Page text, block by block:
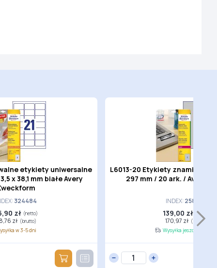
etykiety uniwersalne
x 38,1 mm białe Avery
324484
zł (netto)
zł (brutto)
w 3-5 dni
L6013-20 Etykiety
297 mm / 20 ark. / Avery
INDEX:258748
139,00 zł (netto)
170,97 zł (brutto)
Wysyłka jeszcze dziś